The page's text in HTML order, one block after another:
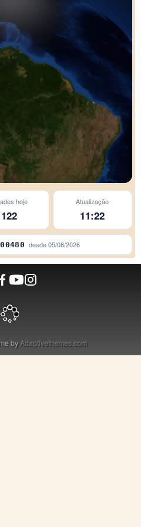
hoje
122
Atualização
11:22
desde05/08/2026
byAdaptivethemes.com